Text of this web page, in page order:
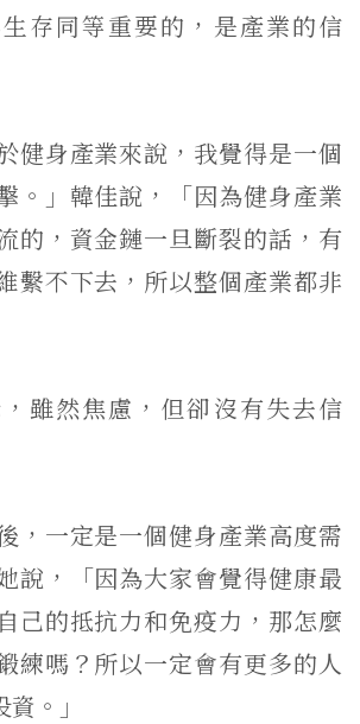
存同等重要的，是產業的信
健身產業來說，我覺得是一個
。」韓佳說，「因為健身產業
的，資金鏈一旦斷裂的話，有
繫不下去，所以整個產業都非
雖然焦慮，但卻沒有失去信
，一定是一個健身產業高度需
說，「因為大家會覺得健康最
己的抵抗力和免疫力，那怎麼
練嗎？所以一定會有更多的人
。」